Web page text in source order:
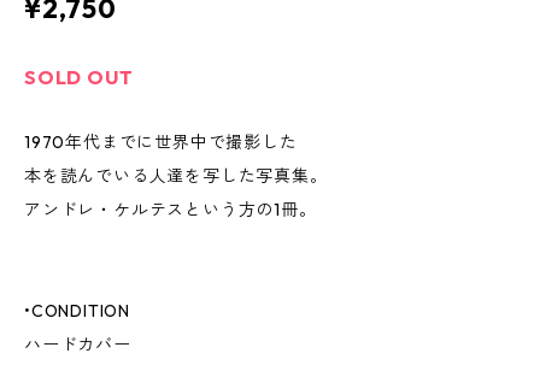
¥2,750
SOLD OUT
1970年代までに世界中で撮影した
本を読んでいる人達を写した写真集。
アンドレ・ケルテスという方の1冊。
•CONDITION
ハードカバー